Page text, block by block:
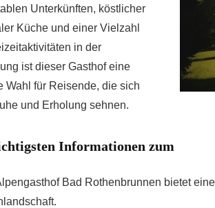
Unterkünften, köstlicher
Küche und einer Vielzahl
in der
ist dieser Gasthof eine
Wahl für Reisende, die sich
und Erholung sehnen.
Informationen zum
Bad Rothenbrunnen bietet